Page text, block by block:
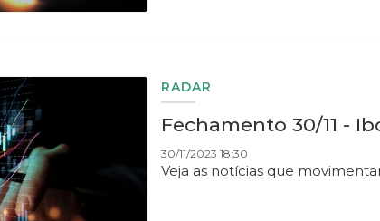
RADAR
Fechamento 30/11 -
30/11/2023 18:30
Veja as notícias que